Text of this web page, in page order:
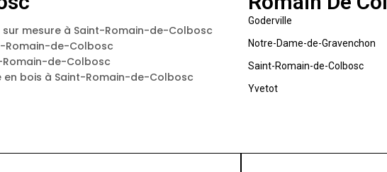
mesure à Saint-Romain-de-Colbosc
Romain-de-Colbosc
de-Colbosc
en bois à Saint-Romain-de-Colbosc
Goderville
Notre-Dame-de-Gravenchon
Saint-Romain-de-Colbosc
Yvetot